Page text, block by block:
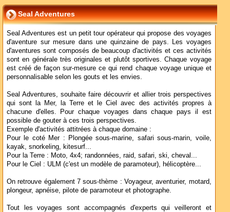
Seal Adventures
Seal Adventures est un petit tour opérateur qui propose des voyages
d'aventure sur mesure dans une quinzaine de pays. Les voyages
d'aventures sont composés de beaucoup d'activités et ces activités
sont en générale très originales et plutôt sportives. Chaque voyage
est créé de façon sur-mesure ce qui rend chaque voyage unique et
personnalisable selon les gouts et les envies.
Seal Adventures, souhaite faire découvrir et allier trois perspectives
qui sont la Mer, la Terre et le Ciel avec des activités propres à
chacune d'elles. Pour chaque voyages dans chaque pays il est
possible de gouter à ces trois perspectives.
Exemple d'activités attitrées à chaque domaine :
Pour le coté Mer : Plongée sous-marine, safari sous-marin, voile,
kayak, snorkeling, kitesurf...
Pour la Terre : Moto, 4x4; randonnées, raid, safari, ski, cheval...
Pour le Ciel : ULM (c'est un modèle de paramoteur), hélicoptère...
On retrouve également 7 sous-thème : Voyageur, aventurier, motard,
plongeur, apnéise, pilote de paramoteur et photographe.
Tout les voyages sont accompagnés d'experts qui veilleront et